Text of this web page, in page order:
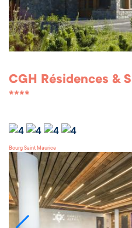
CGH Résidences &
****
Bourg Saint Maurice